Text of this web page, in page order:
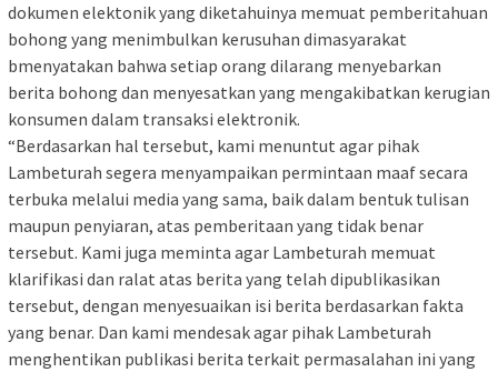
dokumen elektonik yang diketahuinya memuat pemberitahuan
bohong yang menimbulkan kerusuhan dimasyarakat
bmenyatakan bahwa setiap orang dilarang menyebarkan
berita bohong dan menyesatkan yang mengakibatkan kerugian
konsumen dalam transaksi elektronik.
“Berdasarkan hal tersebut, kami menuntut agar pihak
Lambeturah segera menyampaikan permintaan maaf secara
terbuka melalui media yang sama, baik dalam bentuk tulisan
maupun penyiaran, atas pemberitaan yang tidak benar
tersebut. Kami juga meminta agar Lambeturah memuat
klarifikasi dan ralat atas berita yang telah dipublikasikan
tersebut, dengan menyesuaikan isi berita berdasarkan fakta
yang benar. Dan kami mendesak agar pihak Lambeturah
menghentikan publikasi berita terkait permasalahan ini yang